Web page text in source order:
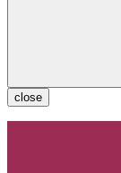
close